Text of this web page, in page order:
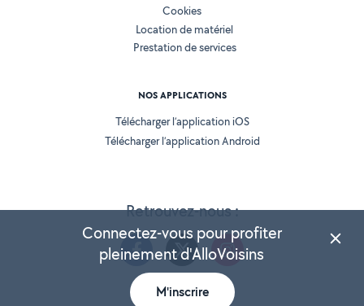
Retrouvez-nous :
Cookies
Location de matériel
Prestation de services
NOS APPLICATIONS
Télécharger l’application iOS
Télécharger l’application Android
Connectez-vous pour profiter
pleinement d'AlloVoisins
M'inscrire